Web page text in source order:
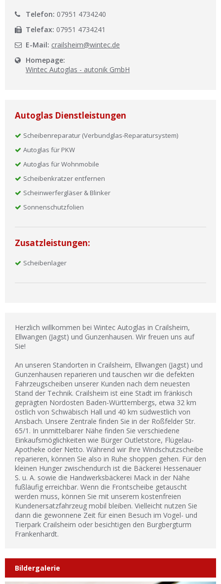
Telefon: 07951 4734240
Telefax: 07951 4734241
E-Mail: crailsheim@wintec.de
Homepage:
Wintec Autoglas - autonik GmbH
Autoglas Dienstleistungen
Scheibenreparatur (Verbundglas-Reparatursystem)
Autoglas für PKW
Autoglas für Wohnmobile
Scheibenkratzer entfernen
Scheinwerfergläser & Blinker
Sonnenschutzfolien
Zusatzleistungen:
Scheibenlager
Herzlich willkommen bei Wintec Autoglas in Crailsheim,
Ellwangen (Jagst) und Gunzenhausen. Wir freuen uns auf
Sie!
An unseren Standorten in Crailsheim, Ellwangen (Jagst) und
Gunzenhausen reparieren und tauschen wir die defekten
Fahrzeugscheiben unserer Kunden nach dem neuesten
Stand der Technik. Crailsheim ist eine Stadt im fränkisch
geprägten Nordosten Baden-Württembergs, etwa 32 km
östlich von Schwäbisch Hall und 40 km südwestlich von
Ansbach. Unsere Zentrale finden Sie in der Roßfelder Str.
65/1. In unmittelbarer Nähe finden Sie verschiedene
Einkaufsmöglichkeiten wie Bürger Outletstore, Flügelau-
Apotheke oder Netto. Während wir Ihre Windschutzscheibe
reparieren, können Sie also in Ruhe shoppen gehen. Für den
kleinen Hunger zwischendurch ist die Bäckerei Hessenauer
S. u. A. sowie die Handwerksbäckerei Mack in der Nähe
fußläufig erreichbar. Wenn die Frontscheibe getauscht
werden muss, können Sie mit unserem kostenfreien
Kundenersatzfahrzeug mobil bleiben. Vielleicht nutzen Sie
dann die gewonnene Zeit für einen Besuch im Vogel- und
Tierpark Crailsheim oder besichtigen den Burgbergturm
Frankenhardt.
Bildergalerie